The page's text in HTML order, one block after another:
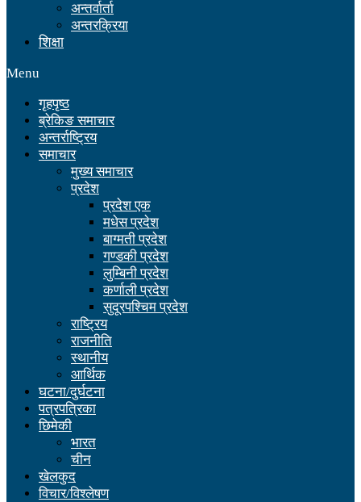
अन्तर्वार्ता
अन्तरक्रिया
शिक्षा
Menu
गृहपृष्ठ
ब्रेकिङ समाचार
अन्तर्राष्ट्रिय
समाचार
मुख्य समाचार
प्रदेश
प्रदेश एक
मधेस प्रदेश
बाग्मती प्रदेश
गण्डकी प्रदेश
लुम्बिनी प्रदेश
कर्णाली प्रदेश
सुदूरपश्चिम प्रदेश
राष्ट्रिय
राजनीति
स्थानीय
आर्थिक
घटना/दुर्घटना
पत्रपत्रिका
छिमेकी
भारत
चीन
खेलकुद
विचार/विश्लेषण